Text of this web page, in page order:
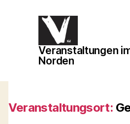
Veranstaltungen
im
Veranstaltungen
Norden
Veranstaltungsort: